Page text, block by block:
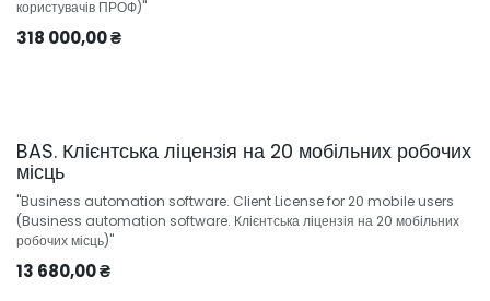
користувачів ПРОФ)"
318 000,00₴
BAS. Клієнтська ліцензія на 20 мобільних робочих
місць
"Business automation software. Client License for 20 mobile users
(Business automation software. Клієнтська ліцензія на 20 мобільних
робочих місць)"
13 680,00₴